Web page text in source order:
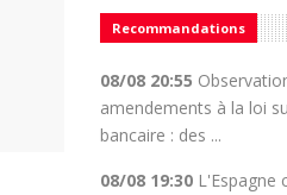
Recommandations
08/08 20:55
amendements à la loi
bancaire : des ...
08/08 19:30L'Espagne